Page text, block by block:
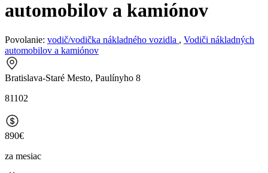
automobilov a kamiónov
Povolanie: vodič/vodička nákladného vozidla , Vodiči nákladných
automobilov a kamiónov
Bratislava-Staré Mesto, Paulínyho 8
81102
890€
za mesiac